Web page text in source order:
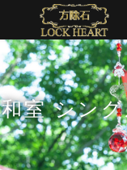
和室 シン